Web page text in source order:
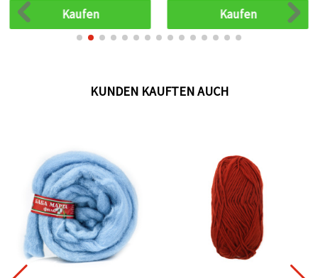
Textilprojekte
Kaufen Kaufen
KUNDEN KAUFTEN AUCH